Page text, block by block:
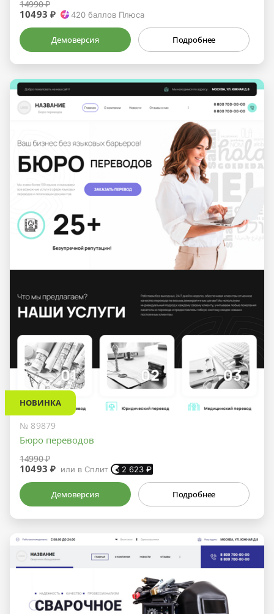
14990 ₽
10493 ₽ 420 баллов Плюса
Демоверсия Подробнее
НОВИНКА
№ 89879
Бюро переводов
14990 ₽
10493 ₽ или в Сплит 2 623 ₽
Демоверсия Подробнее